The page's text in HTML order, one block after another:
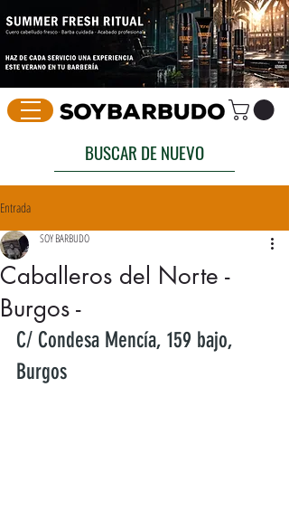
BUSCAR DE NUEVO
Entrada
Caballeros del Norte -
Burgos -
SOY BARBUDO
C/ Condesa Mencía, 159 bajo,
Burgos